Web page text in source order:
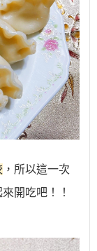
，所以這一次
開吃吧！！